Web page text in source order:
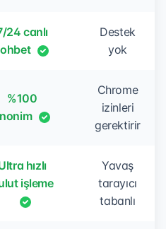
24 canlı
Destek
yok
%100
Chrome
izinleri
gerektirir
hızlı
işleme
Yavaş
tarayıcı
tabanlı